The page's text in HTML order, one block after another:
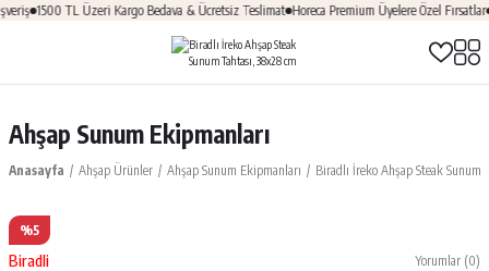
1500 TL Üzeri Kargo Bedava & Ücretsiz Teslimat Horeca Premium Üyelere Özel Fırsatlar
Ahşap Sunum Ekipmanları
Anasayfa Ahşap Ürünler Ahşap Sunum Ekipmanları Biradlı İreko Ahşap Steak Sunum
%5
Biradli Yorumlar (0)